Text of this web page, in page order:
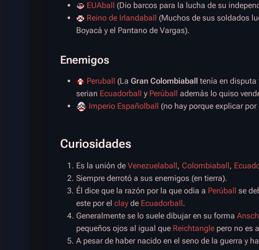
EUAball (Dio barcos para la lucha de su
Reino de Irlandaball (Muchos de sus soldados
Boyacá y el Pantano de Vargas).
Enemigos
Peruball (La Gran Colombiaball tenía en disputa
serian Ecuadorball y Perúball además lo quiso
Imperio Españolball (no hay porque explicar
Curiosidades
Es la unión de Venezuelaball, Colombiaball,
Siempre derrotó a sus enemigos (en tierra).
Él dice que la razón por la que odia a Perúball se
este por el clay de Ecuadorball.
Generalmente se lo suele dibujar en su forma
pequeños ojos al igual que Reichtangle pero no es
A pesar de haber nacido en el seno de la guerra y